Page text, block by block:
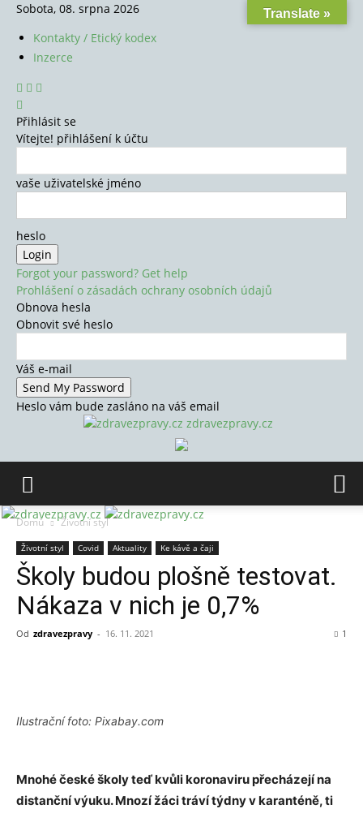
Sobota, 08. srpna 2026
Kontakty / Etický kodex
Inzerce
Přihlásit se
Vítejte! přihlášení k účtu
vaše uživatelské jméno
heslo
Forgot your password? Get help
Prohlášení o zásadách ochrany osobních údajů
Obnova hesla
Obnovit své heslo
Váš e-mail
Heslo vám bude zasláno na váš email
zdravezpravy.cz
Domů Životní styl
Životní styl Covid Aktuality Ke kávě a čaji
Školy budou plošně testovat.
Nákaza v nich je 0,7%
Od zdravezpravy - 16. 11. 2021 1
Ilustrační foto: Pixabay.com
Mnohé české školy teď kvůli koronaviru přecházejí na
distanční výuku. Mnozí žáci tráví týdny v karanténě, ti
Translate »